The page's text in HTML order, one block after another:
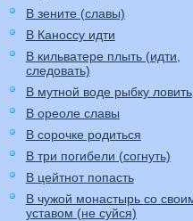
В зените (славы)
В Каноссу идти
В кильватере плыть (идти,
следовать)
В мутной воде рыбку ловить
В ореоле славы
В сорочке родиться
В три погибели (согнуть)
В цейтнот попасть
В чужой монастырь со своим
уставом (не суйся)